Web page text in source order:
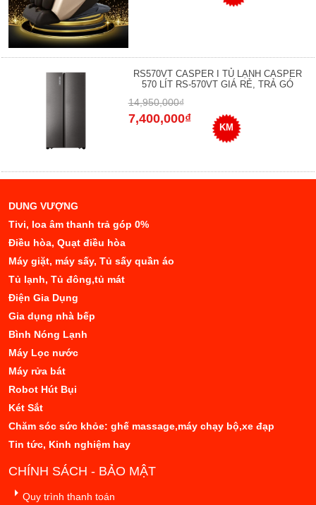
RS570VT CASPER I TỦ LẠNH CASPER
570 LÍT RS-570VT GIÁ RẺ, TRẢ GÓ
14,950,000₫
7,400,000₫
KM
DUNG VƯỢNG
Tivi, loa âm thanh trả góp 0%
Điều hòa, Quạt điều hòa
Máy giặt, máy sấy, Tủ sấy quần áo
Tủ lạnh, Tủ đông,tủ mát
Điện Gia Dụng
Gia dụng nhà bếp
Bình Nóng Lạnh
Máy Lọc nước
Máy rửa bát
Robot Hút Bụi
Két Sắt
Chăm sóc sức khỏe: ghế massage,máy chạy bộ,xe đạp
Tin tức, Kinh nghiệm hay
CHÍNH SÁCH - BẢO MẬT
Quy trình thanh toán